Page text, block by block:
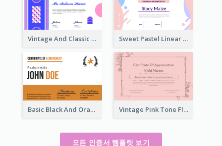
Vintage And Classic Vibrant Certificate Design Ideas Sweet Pastel Linear Certificate Design Template
Basic Black And Orange Certificate Of Achievement Vintage Pink Tone Floral Certificate Design For Recommendation
모든 인증서 템플릿 보기